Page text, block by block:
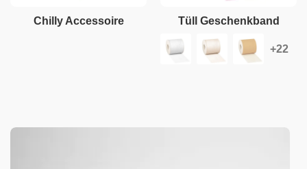
Chilly Accessoire Tüll Geschenkband